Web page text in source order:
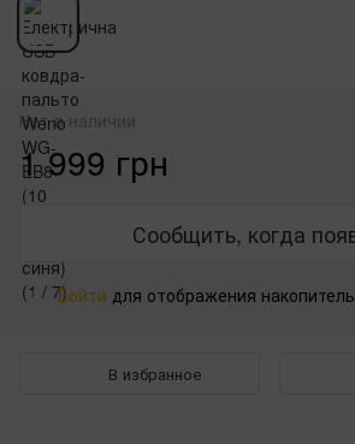
Нет в наличии
1 999 грн
Сообщить, когда
% Войти для отображения
В избранное